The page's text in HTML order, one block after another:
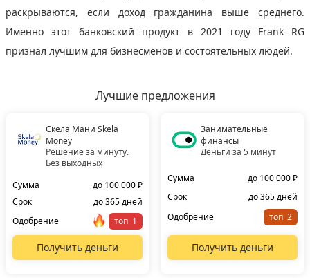
раскрываются, если доход гражданина выше среднего.
Именно этот банковский продукт в 2021 году Frank RG
признал лучшим для бизнесменов и состоятельных людей.
Лучшие предложения
Скела Мани Skela
Money
Решение за минуту.
Без выходных
Сумма
до 100 000 ₽
Срок
до 365 дней
Одобрение
топ
Получить деньги
Занимательные
финансы
Деньги за 5 минут
Сумма
до 100 000 ₽
Срок
до 365 дней
Одобрение
топ
Получить деньги